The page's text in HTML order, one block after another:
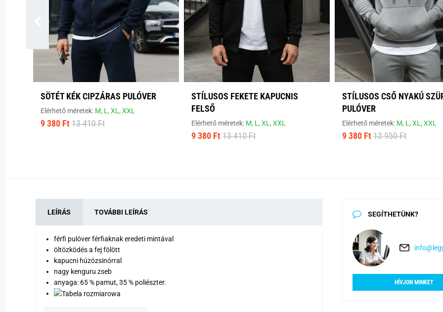
SÖTÉT KÉK CIPZÁRAS PULÓVER
Elérhető méretek: M, L,XL,XXL
9 380 Ft 13 410 Ft
STÍLUSOS FEKETE KAPUCNIS
FELSŐ
Elérhető méretek: M, L,XL,XXL
9 380 Ft 13 410 Ft
STÍLUSOS CSŐ NYAKÚ
PULÓVER
Elérhető méretek: M, L,XL,XXL
9 380 Ft 13 950 Ft
LEÍRÁS TOVÁBBI LEÍRÁS
férfi pulóver férfiaknak eredeti mintával
öltözködés a fej fölött
kapucni húzózsinórral
nagy kenguru zseb
anyaga: 65 % pamut, 35 % poliészter.
SEGÍTHETÜNK?
HÍVJON MINKET